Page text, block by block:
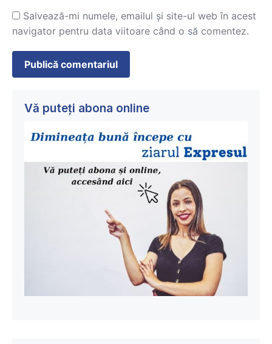
Salvează-mi numele, emailul și site-ul web în acest
navigator pentru data viitoare când o să comentez.
Vă puteți abona online